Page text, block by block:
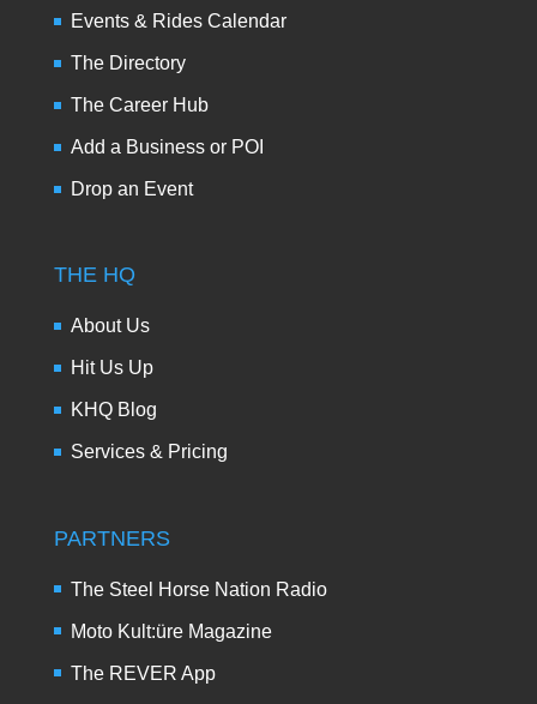
Events & Rides Calendar
The Directory
The Career Hub
Add a Business or POI
Drop an Event
THE HQ
About Us
Hit Us Up
KHQ Blog
Services & Pricing
PARTNERS
The Steel Horse Nation Radio
Moto Kult:üre Magazine
The REVER App